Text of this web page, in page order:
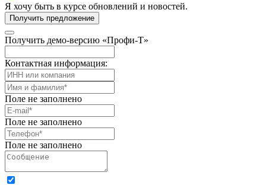
Я хочу быть в курсе обновлений и новостей.
Получить предложение
Получить демо-версию «Профи-Т»
Контактная информация:
Поле не заполнено
Поле не заполнено
Поле не заполнено